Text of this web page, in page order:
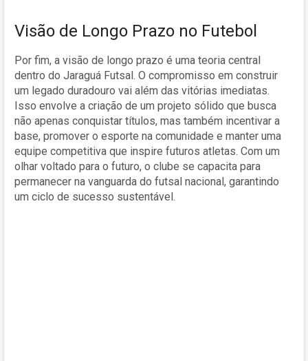
Visão de Longo Prazo no Futebol
Por fim, a visão de longo prazo é uma teoria central
dentro do Jaraguá Futsal. O compromisso em construir
um legado duradouro vai além das vitórias imediatas.
Isso envolve a criação de um projeto sólido que busca
não apenas conquistar títulos, mas também incentivar a
base, promover o esporte na comunidade e manter uma
equipe competitiva que inspire futuros atletas. Com um
olhar voltado para o futuro, o clube se capacita para
permanecer na vanguarda do futsal nacional, garantindo
um ciclo de sucesso sustentável.